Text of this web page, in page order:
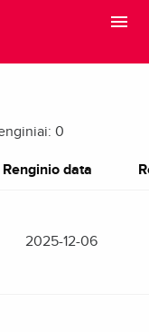
0
Renginio data
2025-12-06